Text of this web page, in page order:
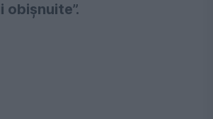
obișnuite”.